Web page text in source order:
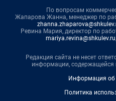
По вопросам
Жапарова Жанна, менеджер по
Ревина Мария, директор по
mariya.revina@shkulev.ru
Редакция сайта не несет
информации, содержащейся
Информация об
Политика